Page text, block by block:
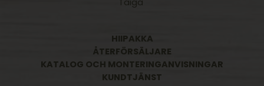
Taiga
HIIPAKKA
ÅTERFÖRSÄLJARE
KATALOG OCH MONTERINGANVISNINGAR
KUNDTJÄNST